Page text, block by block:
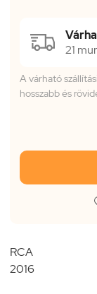
21
A várható
hosszabb és
RCA
2016